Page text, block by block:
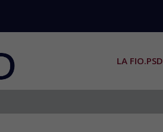
LA FIO.PSD